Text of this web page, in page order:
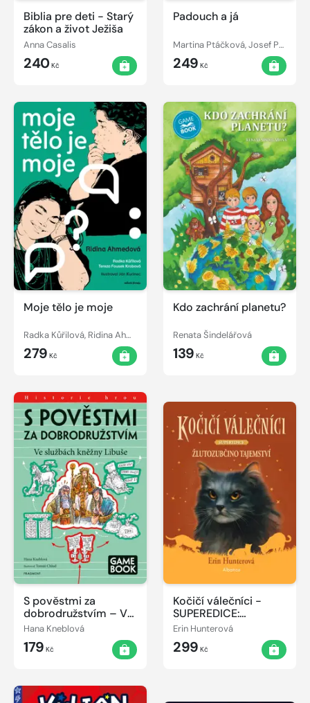
Biblia pre deti - Starý
zákon a život Ježiša
Anna Casalis
240Kč
Padouch a já
Martina Ptáčková, Josef Ptáček ml.
249 Kč
Moje tělo je moje
Radka Kůřilová, Ridina Ahmedová
279 Kč
Kdo zachrání planetu?
Renata Šindelářová
139 Kč
S pověstmi za
dobrodružstvím – Ve
službách kněžny
Libuše
Hana Kneblová
179 Kč
Kočičí válečníci -
SUPEREDICE:
Žlutozubčino
tajemství
Erin Hunterová
299 Kč